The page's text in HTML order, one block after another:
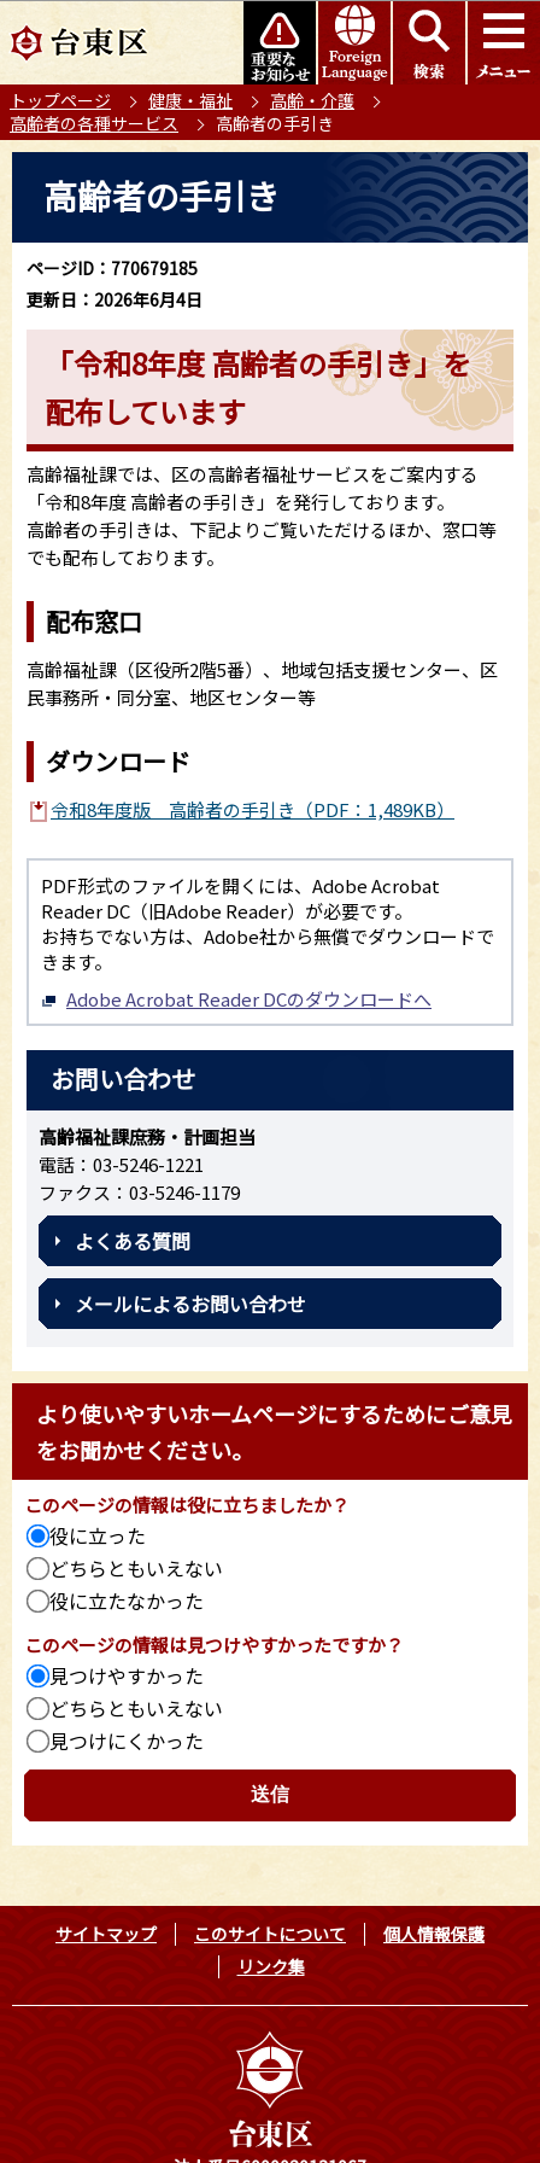
の
ー
ジ
このページの本文へ移動
トップページ 健康・福祉
高齢・介護
高齢者の各種サービス
高齢者の手引き
か
高齢者の手引き
ページID：770679185
更新日：2026年6月4日
「令和8年度 高齢者の手引き」を
配布しています
高齢福祉課では、区の高齢者福祉サービスをご案内する
「令和8年度 高齢者の手引き」を発行しております。
高齢者の手引きは、下記よりご覧いただけるほか、窓口等
でも配布しております。
配布窓口
高齢福祉課（区役所2階5番）、地域包括支援センター、区
民事務所・同分室、地区センター等
ダウンロード
令和8年度版 高齢者の手引き（PDF：1,489KB）
PDF形式のファイルを開くには、Adobe Acrobat
Reader DC（旧Adobe Reader）が必要です。
お持ちでない方は、Adobe社から無償でダウンロードで
きます。
Adobe Acrobat Reader DCのダウンロードへ
お問い合わせ
高齢福祉課庶務・計画担当
電話：03-5246-1221
ファクス：03-5246-1179
よくある質問
メールによるお問い合わせ
より使いやすいホームページにするためにご意見
をお聞かせください。
このページの情報は役に立ちましたか？
役に立った
どちらともいえない
役に立たなかった
このページの情報は見つけやすかったですか？
見つけやすかった
どちらともいえない
見つけにくかった
サイトマップ このサイトについて
個人情報保護
リンク集